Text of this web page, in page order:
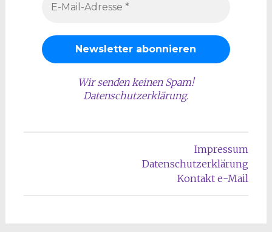
Wir senden keinen Spam!
Datenschutzerklärung.
Impressum
Datenschutzerklärung
Kontakt e-Mail